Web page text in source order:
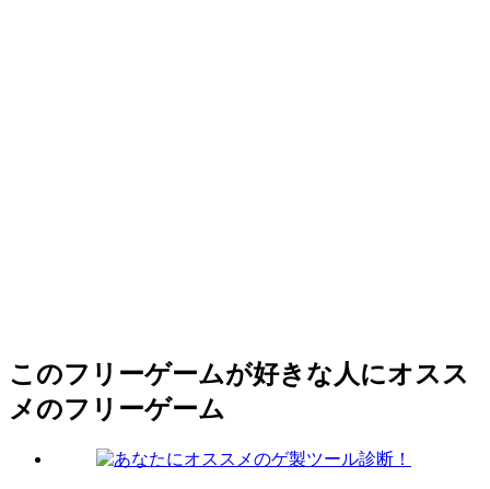
このフリーゲームが好きな人にオスス
メのフリーゲーム